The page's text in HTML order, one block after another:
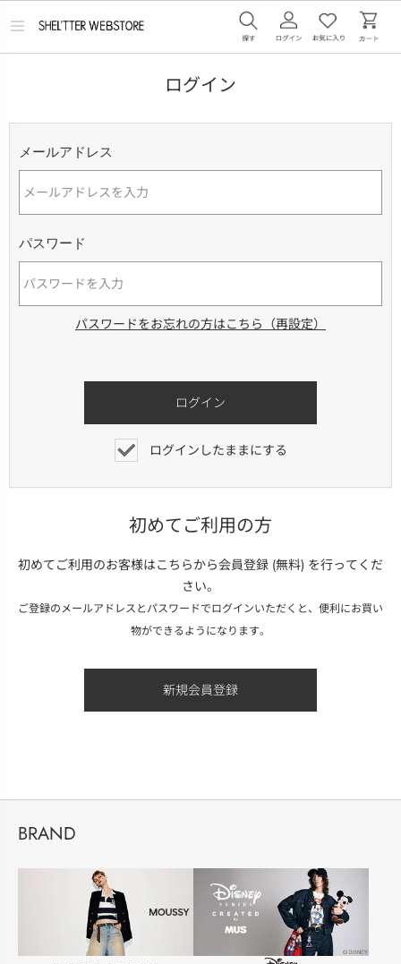
メ
ログイン
メールアドレス
パスワード
パスワードをお忘れの方はこちら（再設定）
ログインしたままにする
初めてご利用の方
初めてご利用のお客様はこちらから会員登録 (無料) を行ってくだ
さい。
ご登録のメールアドレスとパスワードでログインいただくと、便利にお買い
物ができるようになります。
BRAND